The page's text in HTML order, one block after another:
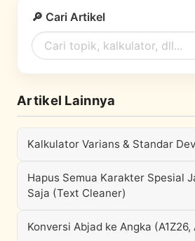
🔎 Cari Artikel
Artikel Lainnya
Kalkulator Varians & Standar
Hapus Semua Karakter Spesial
Saja (Text Cleaner)
Konversi Abjad ke Angka